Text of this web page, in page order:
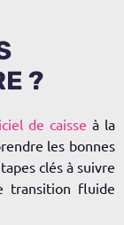
?
de caisse à la
les bonnes
clés à suivre
transition fluide